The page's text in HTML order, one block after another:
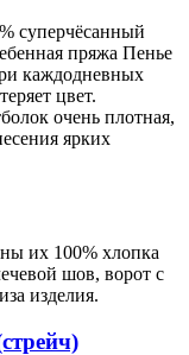
суперчёсанный
пряжа Пенье
каждодневных
цвет.
очень плотная,
ярких
их 100% хлопка
шов, ворот с
изделия.